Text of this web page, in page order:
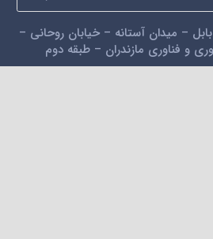
– میدان آستانه – خیابان روحانی –
و فناوری مازندران – طبقه دوم